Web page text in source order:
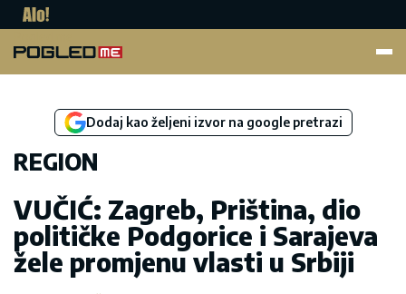
Dodaj kao željeni izvor na google pretrazi
REGION
VUČIĆ: Zagreb, Priština, dio
političke Podgorice i Sarajeva
žele promjenu vlasti u Srbiji